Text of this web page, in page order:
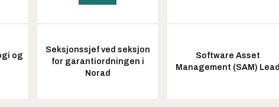
og
Seksjonssjef ved seksjon
for garantiordningen i
Norad
Software Asset
Management (SAM) Lead